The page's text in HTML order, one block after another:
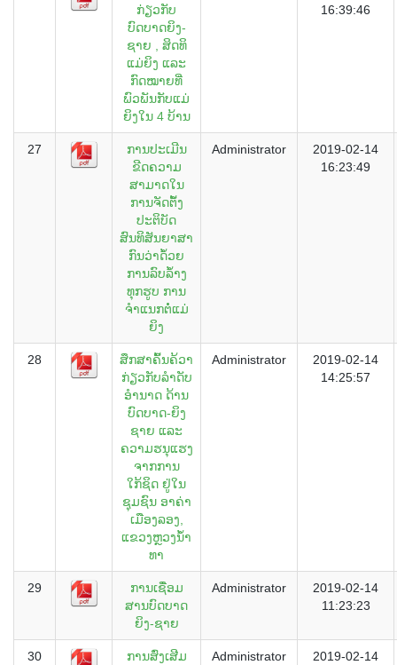
ກ່ຽວກັບ
ບົດບາດຍິງ-
ຊາຍ , ສິດທິ
ແມ່ຍິງ ແລະ
ກົດໝາຍທີ່
ພົວພັນກັບແມ່
ຍິງໃນ 4 ບ້ານ
16:39:46
27
ການປະເມີນ
ຂີດຄວາມ
ສາມາດໃນ
ການຈັດຕັໍ້ງ
ປະຕິບັດ
ສົນທິສັນຍາສາ
ກົນວ່າດໍ້ວຍ
ການລົບລໍ້າງ
ທຸກຮູບ ການ
ຈຳແນກຕໍ່ແມ່
ຍິງ
Administrator
2019-02-14
16:23:49
28
ສຶກສາຄົ້ນຄ້ວາ
ກ່ຽວກັບລໍາດັບ
ອໍານາດ ດ້ານ
ບົດບາດ-ຍິງ
ຊາຍ ແລະ
ຄວາມຮນຸແຮງ
ຈາກການ
ໃກ້ຊິດ ຢູ່ໃນ
ຊຸມຊົນ ອາຄ່າ
ເມືອງລອງ,
ແຂວງຫຼວງນ້ໍາ
ທາ
Administrator
2019-02-14
14:25:57
29
ການເຊື່ອມ
ສານບົດບາດ
ຍິງ-ຊາຍ
Administrator
2019-02-14
11:23:23
30
ການສົ່ງເສີມ
Administrator
2019-02-14